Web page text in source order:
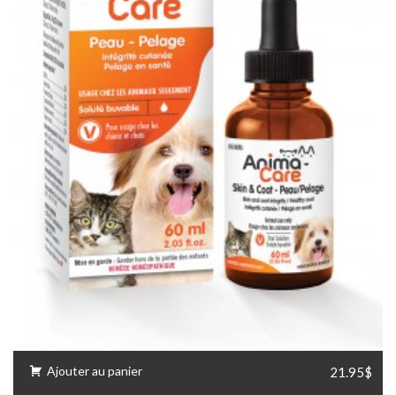
Ajouter au panier 21.95$